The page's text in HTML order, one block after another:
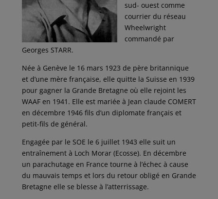
sud- ouest comme
courrier du réseau
Wheelwright
commandé par
Georges STARR.
Née à Genève le 16 mars 1923 de père britannique
et d’une mère française, elle quitte la Suisse en 1939
pour gagner la Grande Bretagne où elle rejoint les
WAAF en 1941. Elle est mariée à Jean claude COMERT
en décembre 1946 fils d’un diplomate français et
petit-fils de général.
Engagée par le SOE le 6 juillet 1943 elle suit un
entraînement à Loch Morar (Ecosse). En décembre
un parachutage en France tourne à l’échec à cause
du mauvais temps et lors du retour obligé en Grande
Bretagne elle se blesse à l’atterrissage.